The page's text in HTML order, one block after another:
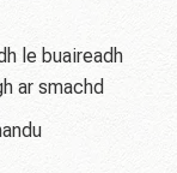
le buaireadh
ar smachd